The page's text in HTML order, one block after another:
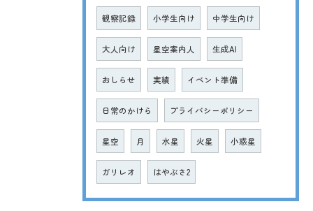
観察記録 小学生向け 中学生向け
大人向け 星空案内人 生成AI
おしらせ 実績 イベント準備
日常のかけら プライバシーポリシー
星空 月 水星 火星 小惑星
ガリレオ はやぶさ2